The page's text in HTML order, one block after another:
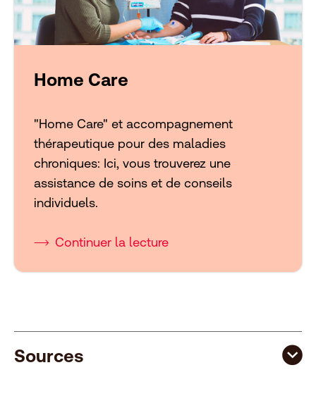
Home Care
"Home Care" et accompagnement
thérapeutique pour des maladies
chroniques: Ici, vous trouverez une
assistance de soins et de conseils
individuels.
Continuer la lecture
Sources